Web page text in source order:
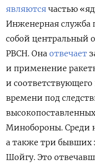
являются частью
Инженерная служба
собой центральный
РВСН. Она отвечает
и применение
и
времени под
Минобороны. Среди
а также три бывших
Шойгу. Это